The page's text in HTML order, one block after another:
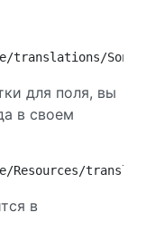
translations/
для поля, вы
в своем
Resources/
в